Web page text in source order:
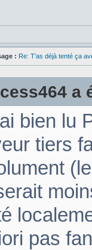
: Re: T'as déjà tenté ça
a
bien lu
tiers
pas